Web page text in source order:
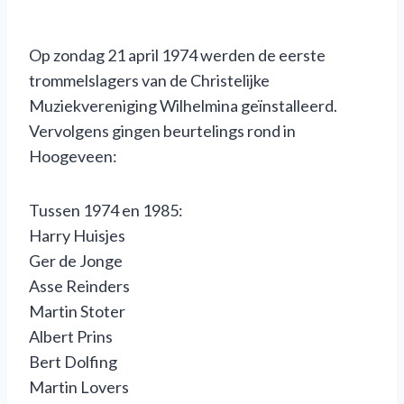
Op zondag 21 april 1974 werden de eerste
trommelslagers van de Christelijke
Muziekvereniging Wilhelmina geïnstalleerd.
Vervolgens gingen beurtelings rond in
Hoogeveen:
Tussen 1974 en 1985:
Harry Huisjes
Ger de Jonge
Asse Reinders
Martin Stoter
Albert Prins
Bert Dolfing
Martin Lovers